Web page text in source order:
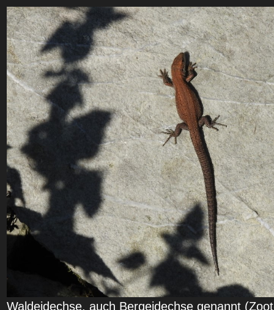
Waldeidechse, auch Bergeidechse genannt